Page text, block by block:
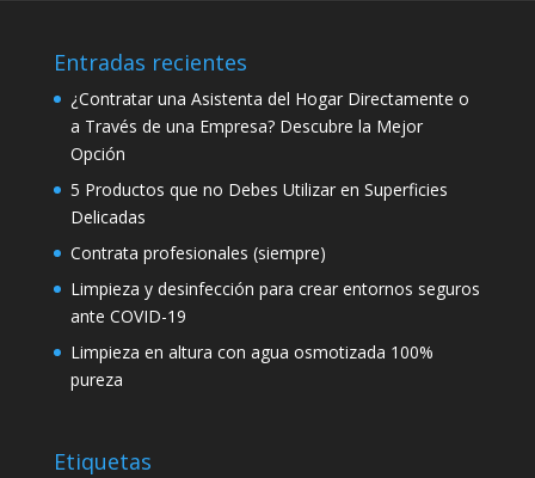
Entradas recientes
¿Contratar una Asistenta del Hogar Directamente o
a Través de una Empresa? Descubre la Mejor
Opción
5 Productos que no Debes Utilizar en Superficies
Delicadas
Contrata profesionales (siempre)
Limpieza y desinfección para crear entornos seguros
ante COVID-19
Limpieza en altura con agua osmotizada 100%
pureza
Etiquetas